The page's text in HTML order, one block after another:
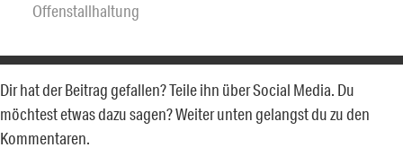
Offenstallhaltung
Dir hat der Beitrag gefallen? Teile ihn über Social Media. Du
möchtest etwas dazu sagen? Weiter unten gelangst du zu den
Kommentaren.